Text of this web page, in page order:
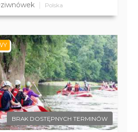
Polska
BRAK DOSTĘPNYCH TERMINÓW